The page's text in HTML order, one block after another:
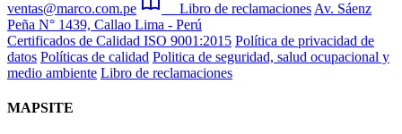
ventas@marco.com.pe
Libro de reclamaciones Av. Sáenz
Peña N° 1439, Callao Lima - Perú
Certificados de Calidad ISO 9001:2015 Política de privacidad de
datos Políticas de calidad Politica de seguridad, salud ocupacional y
medio ambiente Libro de reclamaciones
MAPSITE